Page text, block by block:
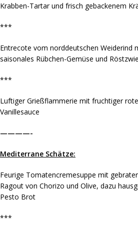
Krabben-Tartar und frisch gebackenem
***
Entrecote vom norddeutschen Weiderind
saisonales Rübchen-Gemüse und
***
Luftiger Grießflammerie mit fruchtiger
Vanillesauce
————-
Mediterrane Schätze:
Feurige Tomatencremesuppe mit
Ragout von Chorizo und Olive, dazu
Pesto Brot
***